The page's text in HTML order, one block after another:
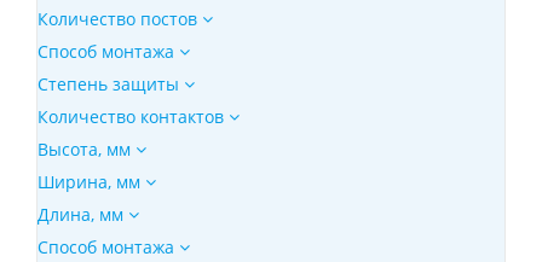
Количество постов
Способ монтажа
Степень защиты
Количество контактов
Высота, мм
Ширина, мм
Длина, мм
Способ монтажа